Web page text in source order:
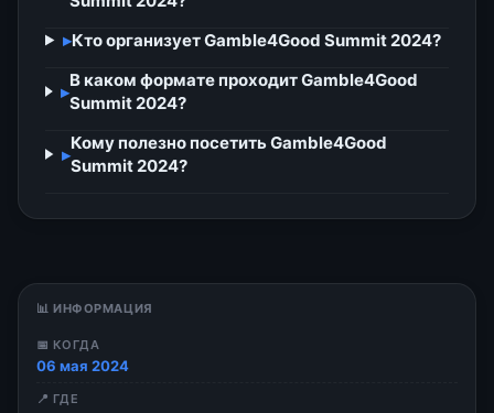
▸Кто организует Gamble4Good Summit 2024?
▸
В каком формате проходит Gamble4Good
Summit 2024?
▸
Кому полезно посетить Gamble4Good
Summit 2024?
📊 ИНФОРМАЦИЯ
📅 КОГДА
06 мая 2024
📍 ГДЕ